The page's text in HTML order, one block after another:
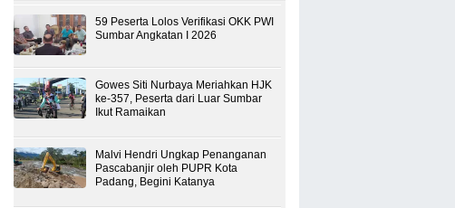
59 Peserta Lolos Verifikasi OKK PWI
Sumbar Angkatan I 2026
Gowes Siti Nurbaya Meriahkan HJK
ke-357, Peserta dari Luar Sumbar
Ikut Ramaikan
Malvi Hendri Ungkap Penanganan
Pascabanjir oleh PUPR Kota
Padang, Begini Katanya